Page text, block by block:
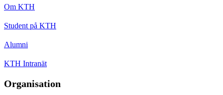
Om KTH
Student på KTH
Alumni
KTH Intranät
Organisation